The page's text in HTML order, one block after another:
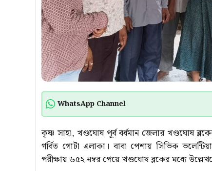
WhatsApp Channel
কৃষ্ণ সাহা, খণ্ডঘোষ পূর্ব বর্ধমান জেলার খণ্ডঘোষ
গর্বিত গোটা এলাকা। বাবা পেশায় সিভিক
পরীক্ষায় ৬৫২ নম্বর পেয়ে খণ্ডঘোষ ব্লকের মধ্যে